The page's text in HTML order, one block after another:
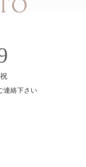
連絡下さい